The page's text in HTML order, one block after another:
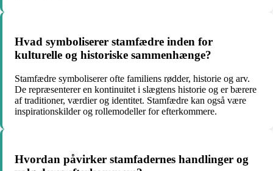
Hvad symboliserer stamfædre inden for
kulturelle og historiske sammenhænge?
Stamfædre symboliserer ofte familiens rødder, historie og arv.
De repræsenterer en kontinuitet i slægtens historie og er bærere
af traditioner, værdier og identitet. Stamfædre kan også være
inspirationskilder og rollemodeller for efterkommere.
Hvordan påvirker stamfadernes handlinger og